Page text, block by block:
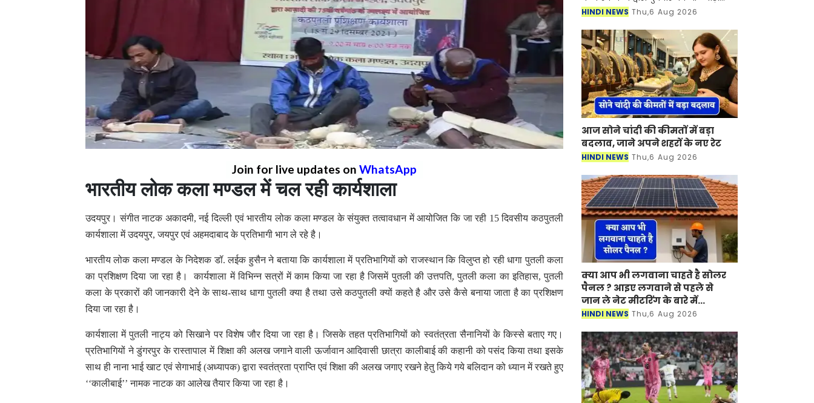
Join for live updates on WhatsApp
भारतीय लोक कला मण्डल में चल रही कार्यशाला
उदयपुर। संगीत नाटक अकादमी, नई दिल्ली एवं भारतीय लोक कला मण्डल के संयुक्त तत्वावधान में आयोजित कि जा रही 15 दिवसीय कठपुतली
कार्यशाला में उदयपुर, जयपुर एवं अहमदाबाद के प्रतिभागी भाग ले रहे है।
भारतीय लोक कला मण्डल के निदेशक डॉ. लईक हुसैन ने बताया कि कार्यशाला में प्रतिभागियों को राजस्थान कि विलुप्त हो रही धागा पुतली कला
का प्रशिक्षण दिया जा रहा है। कार्यशाला में विभिन्न सत्रों में काम किया जा रहा है जिसमें पुतली की उत्तपति, पुतली कला का इतिहास, पुतली
कला के प्रकारों की जानकारी देने के साथ-साथ धागा पुतली क्या है तथा उसे कठपुतली क्यों कहते है और उसे कैसे बनाया जाता है का प्रशिक्षण
दिया जा रहा है।
कार्यशाला में पुतली नाट्य को सिखाने पर विशेष जौर दिया जा रहा है। जिसके तहत प्रतिभागियों को स्वतंत्रता सैनानियों के किस्से बताए गए।
प्रतिभागियों ने डुंगरपुर के रास्तापाल में शिक्षा की अलख जगाने वाली ऊर्जावान आदिवासी छात्रा कालीबाई की कहानी को पसंद किया तथा इसके
साथ ही नाना भाई खाट एवं सेगाभाई (अध्यापक) द्वारा स्वतंत्रता प्राप्ति एवं शिक्षा की अलख जगाए रखने हेतु किये गये बलिदान को ध्यान में रखते हुए
‘‘कालीबाई’’ नामक नाटक का आलेख तैयार किया जा रहा है।
जिले के जहाजपुर में विभिन्न विकास कार्यों
इस अवसर पर
HINDI NEWS Thu,6 Aug 2026
आज सोने चांदी की कीमतों में बड़ा
बदलाव, जाने अपने शहरों के नए रेट
HINDI NEWS Thu,6 Aug 2026
क्या आप भी लगवाना चाहते है सोलर
पैनल ? आइए लगवाने से पहले से
जान ले नेट मीटरिंग के बारे में...
HINDI NEWS Thu,6 Aug 2026